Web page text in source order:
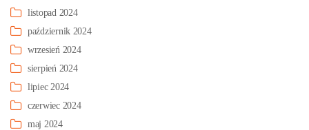
listopad 2024
październik 2024
wrzesień 2024
sierpień 2024
lipiec 2024
czerwiec 2024
maj 2024